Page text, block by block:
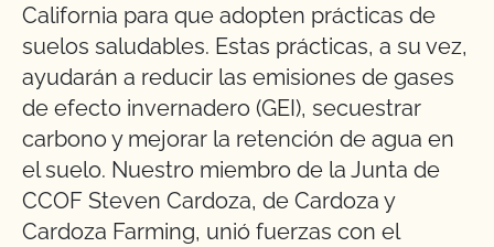
California para que adopten prácticas de
suelos saludables. Estas prácticas, a su vez,
ayudarán a reducir las emisiones de gases
de efecto invernadero (GEI), secuestrar
carbono y mejorar la retención de agua en
el suelo. Nuestro miembro de la Junta de
CCOF Steven Cardoza, de Cardoza y
Cardoza Farming, unió fuerzas con el